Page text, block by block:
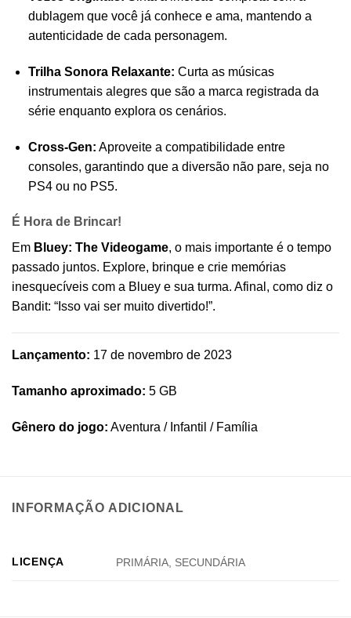
dublagem que você já conhece e ama, mantendo a
autenticidade de cada personagem.
Trilha Sonora Relaxante: Curta as músicas
instrumentais alegres que são a marca registrada da
série enquanto explora os cenários.
Cross-Gen: Aproveite a compatibilidade entre
consoles, garantindo que a diversão não pare, seja no
PS4 ou no PS5.
É Hora de Brincar!
Em Bluey: The Videogame, o mais importante é o tempo
passado juntos. Explore, brinque e crie memórias
inesquecíveis com a Bluey e sua turma. Afinal, como diz o
Bandit: “Isso vai ser muito divertido!”.
Lançamento: 17 de novembro de 2023
Tamanho aproximado: 5 GB
Gênero do jogo: Aventura / Infantil / Família
INFORMAÇÃO ADICIONAL
LICENÇA PRIMÁRIA, SECUNDÁRIA